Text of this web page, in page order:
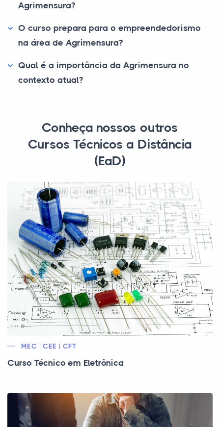
Agrimensura?
O curso prepara para o empreendedorismo
na área de Agrimensura?
Qual é a importância da Agrimensura no
contexto atual?
Conheça nossos outros
Cursos Técnicos a Distância
(EaD)
MEC | CEE | CFT
Curso Técnico em Eletrônica